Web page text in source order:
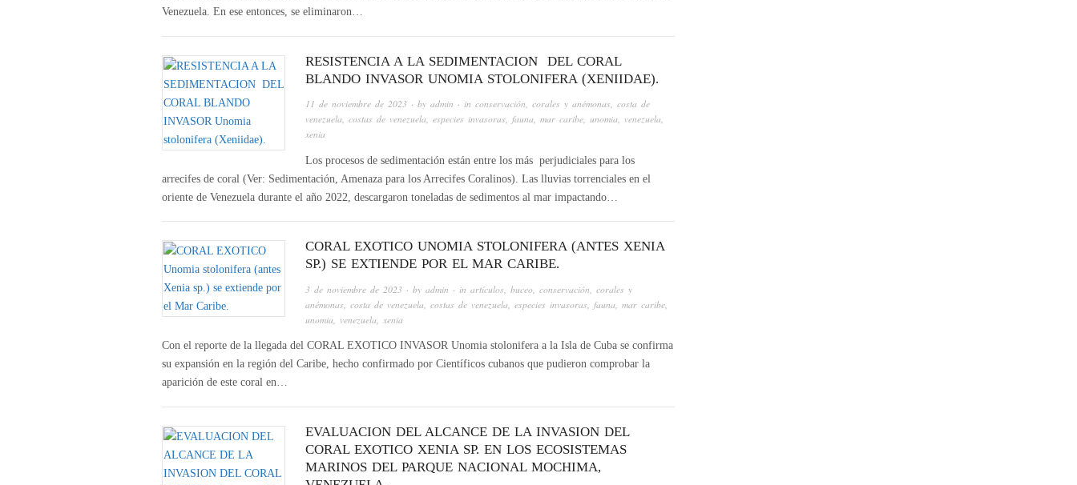
Venezuela. En ese entonces, se eliminaron…
RESISTENCIA A LA SEDIMENTACION DEL CORAL
BLANDO INVASOR UNOMIA STOLONIFERA (XENIIDAE).
11 de noviembre de 2023 · by admin · in conservación corales y anémonas costa de
venezuela costas de venezuela especies invasoras fauna mar caribe unomia venezuela
xenia
Los procesos de sedimentación están entre los más perjudiciales para los
arrecifes de coral (Ver: Sedimentación, Amenaza para los Arrecifes Coralinos). Las lluvias torrenciales en el
oriente de Venezuela durante el año 2022, descargaron toneladas de sedimentos al mar impactando…
CORAL EXOTICO UNOMIA STOLONIFERA (ANTES XENIA
SP.) SE EXTIENDE POR EL MAR CARIBE.
3 de noviembre de 2023 · by admin · in artículos buceo conservación corales y
anémonas costa de venezuela costas de venezuela especies invasoras fauna mar caribe
unomia
venezuela xenia
Con el reporte de la llegada del CORAL EXOTICO INVASOR Unomia stolonifera a la Isla de Cuba se confirma
su expansión en la región del Caribe, hecho confirmado por Científicos cubanos que pudieron comprobar la
aparición de este coral en…
EVALUACION DEL ALCANCE DE LA INVASION DEL
CORAL EXOTICO XENIA SP. EN LOS ECOSISTEMAS
MARINOS DEL PARQUE NACIONAL MOCHIMA,